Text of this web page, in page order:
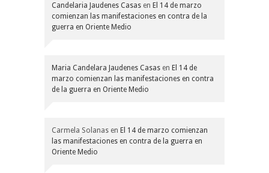
Candelaria Jaudenes Casas en El 14 de marzo
comienzan las manifestaciones en contra de la
guerra en Oriente Medio
Maria Candelara Jaudenes Casas en El 14 de
marzo comienzan las manifestaciones en contra
de la guerra en Oriente Medio
Carmela Solanas en El 14 de marzo comienzan
las manifestaciones en contra de la guerra en
Oriente Medio